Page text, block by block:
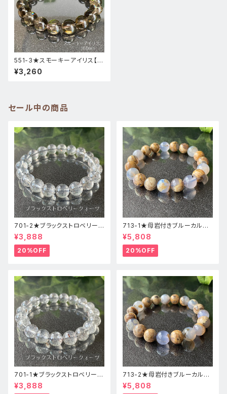
551-3★スモーキーアイリス【高
品質・虹入り】天然石パワースト
ーンブレスレット
¥3,260
セール中の商品
701-2★ブラックストロベリーク
ォーツ【高品質】天然石ブレスレ
ッパワーストーン
¥3,888
20%OFF
713-1★母岩付きブルーカルセ
ドニー【高品質】天然石ブレスレ
ットパワーストーン
¥5,808
20%OFF
701-1★ブラックストロベリーク
ォーツ【高品質】天然石ブレスレ
ッパワーストーン
¥3,888
713-2★母岩付きブルーカルセ
ドニー【高品質】天然石ブレスレ
ットパワーストーン
¥5,808